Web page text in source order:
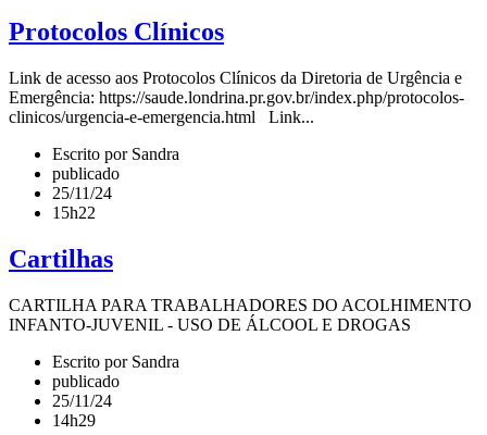
Protocolos Clínicos
Link de acesso aos Protocolos Clínicos da Diretoria de Urgência e
Emergência: https://saude.londrina.pr.gov.br/index.php/protocolos-
clinicos/urgencia-e-emergencia.html Link...
Escrito por Sandra
publicado
25/11/24
15h22
Cartilhas
CARTILHA PARA TRABALHADORES DO ACOLHIMENTO
INFANTO-JUVENIL - USO DE ÁLCOOL E DROGAS
Escrito por Sandra
publicado
25/11/24
14h29